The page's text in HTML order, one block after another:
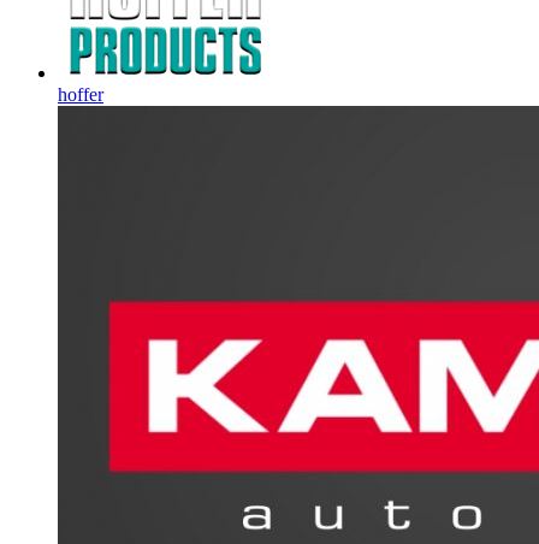
hoffer